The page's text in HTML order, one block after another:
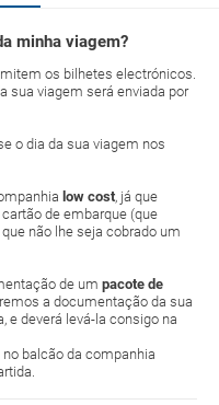
minha viagem?
os bilhetes electrónicos.
sua viagem será enviada por
o dia da sua viagem nos
low cost, já que
de embarque (que
não lhe seja cobrado um
de um pacote de
a documentação da sua
e deverá levá-la consigo na
balcão da companhia